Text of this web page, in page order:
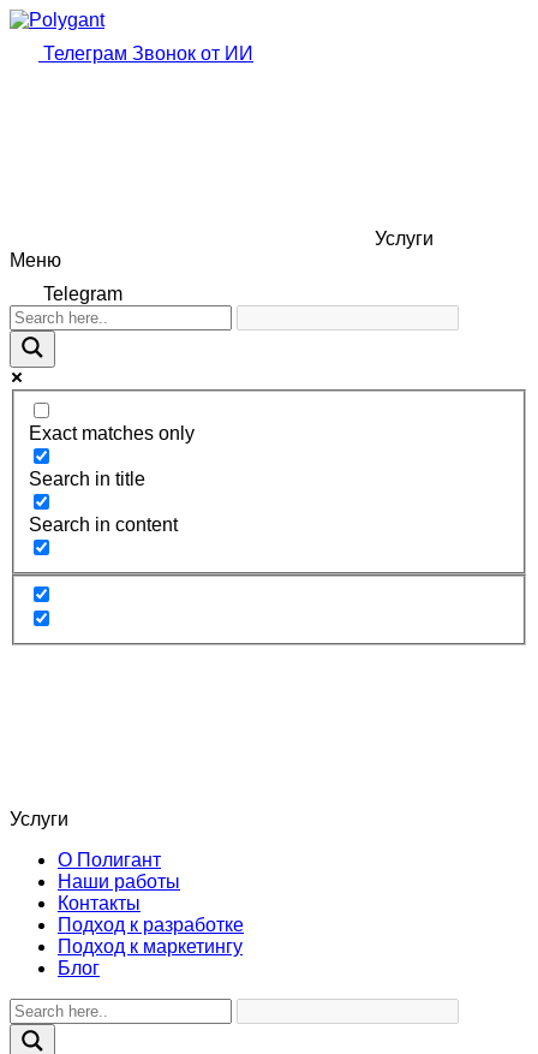
Телеграм Звонок от ИИ
Услуги
Меню
Telegram
Exact matches only
Search in title
Search in content
Услуги
О Полигант
Наши работы
Контакты
Подход к разработке
Подход к маркетингу
Блог